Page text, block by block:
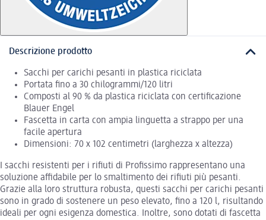
Descrizione prodotto
Sacchi per carichi pesanti in plastica riciclata
Portata fino a 30 chilogrammi/120 litri
Composti al 90 % da plastica riciclata con certificazione
Blauer Engel
Fascetta in carta con ampia linguetta a strappo per una
facile apertura
Dimensioni: 70 x 102 centimetri (larghezza x altezza)
I sacchi resistenti per i rifiuti di Profissimo rappresentano una
soluzione affidabile per lo smaltimento dei rifiuti più pesanti.
Grazie alla loro struttura robusta, questi sacchi per carichi pesanti
sono in grado di sostenere un peso elevato, fino a 120 l, risultando
ideali per ogni esigenza domestica. Inoltre, sono dotati di fascetta